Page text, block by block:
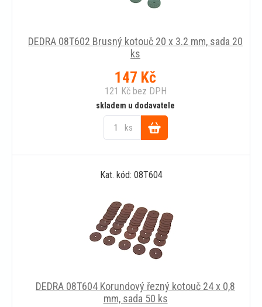
DEDRA 08T602 Brusný kotouč 20 x 3.2 mm, sada 20
ks
147 Kč
121 Kčbez DPH
skladem u dodavatele
ks
Do
košíku
Kat. kód: 08T604
DEDRA 08T604 Korundový řezný kotouč 24 x 0,8
mm, sada 50 ks